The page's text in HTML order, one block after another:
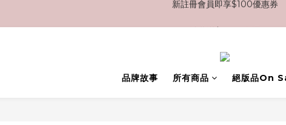
品牌故事
所有商品 絕版品On